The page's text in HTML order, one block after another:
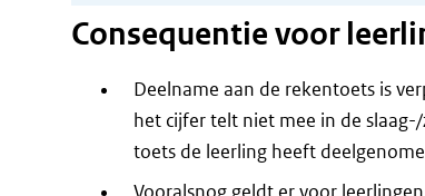
Consequentie voor
Deelname aan de rekentoets is
het cijfer telt niet mee in de
toets de leerling heeft